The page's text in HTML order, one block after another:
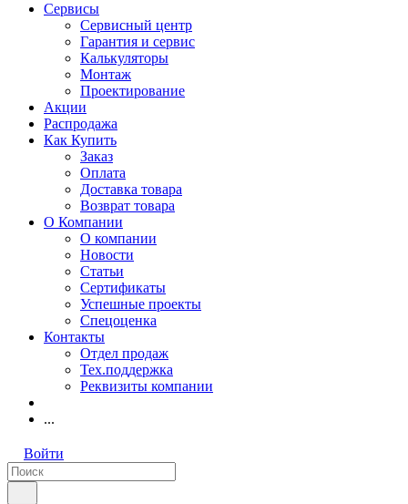
Сервисы
Сервисный центр
Гарантия и сервис
Калькуляторы
Монтаж
Проектирование
Акции
Распродажа
Как Купить
Заказ
Оплата
Доставка товара
Возврат товара
О Компании
О компании
Новости
Статьи
Сертификаты
Успешные проекты
Спецоценка
Контакты
Отдел продаж
Тех.поддержка
Реквизиты компании
...
Войти